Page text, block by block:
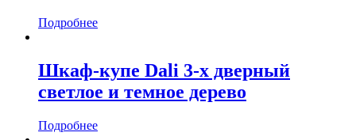
Подробнее
Шкаф-купе Dali 3-х дверный
светлое и темное дерево
Подробнее